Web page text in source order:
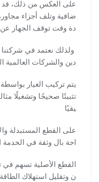
على العكس من ذلك، قد
ضافية وتلف أجزاء
دة وقت توقف الجهاز
ولذلك نعتمد في
دين والشركات العالمية
يتم تركيب الغيار
تثبيتًا صحيحًا وتشغيلًا
يقيًا
على القطع المستبدلة
احة بال وثقة في الخدمة
القطع الأصلية تسهم في
ن وتقليل استهلاك